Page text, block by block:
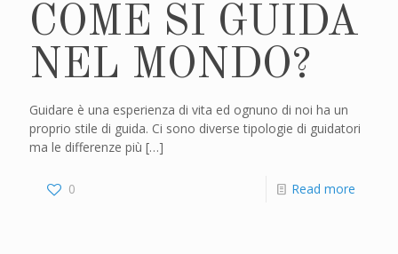
COME SI GUIDA
NEL MONDO?
Guidare è una esperienza di vita ed ognuno di noi ha un
proprio stile di guida. Ci sono diverse tipologie di guidatori
ma le differenze più […]
0 Read more